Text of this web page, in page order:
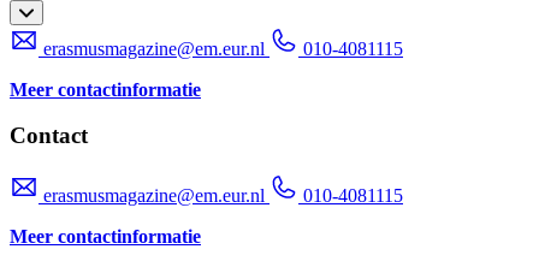
erasmusmagazine@em.eur.nl
010-4081115
Meer contactinformatie
Contact
erasmusmagazine@em.eur.nl
010-4081115
Meer contactinformatie